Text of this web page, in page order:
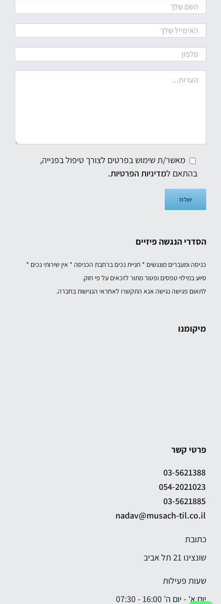
מאשר/ת שימוש בפרטים לצורך טיפול בפנייה,
בהתאם למדיניות הפרטיות.
הסדרי הנגשה פיזיים
כניסה ומעברים מונגשים * חניית נכים ברחבת הכניסה * אין שירותי נכים *
סיוע במילוי טפסים ופטור מתור לזכאים על פי חוק.
לתאום פגישה נגישה אנא התקשרו לאחראי הנגישות בחברה.
מיקומנו
פרטי קשר
03-5621388
054-2021023
03-5621885
nadav@musach-til.co.il
כתובת
שונצינו 21 תל אביב
שעות פעילות
יום א' - יום ה' 16:00 - 07:30